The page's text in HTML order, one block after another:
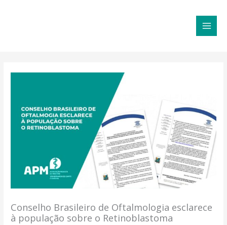
Conselho Brasileiro de Oftalmologia esclarece
à população sobre o Retinoblastoma